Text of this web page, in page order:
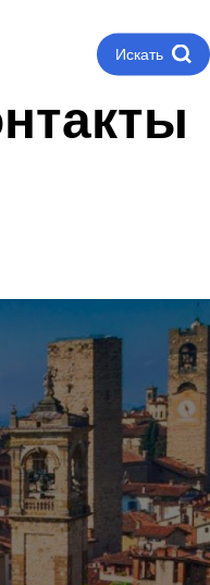
Искать